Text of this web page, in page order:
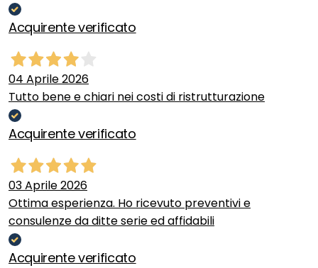
Acquirente verificato
04 Aprile 2026
Tutto bene e chiari nei costi di ristrutturazione
Acquirente verificato
03 Aprile 2026
Ottima esperienza. Ho ricevuto preventivi e
consulenze da ditte serie ed affidabili
Acquirente verificato